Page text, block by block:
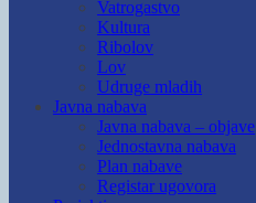
Vatrogastvo
Kultura
Ribolov
Lov
Udruge mladih
Javna nabava
Javna nabava – objave
Jednostavna nabava
Plan nabave
Registar ugovora